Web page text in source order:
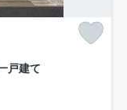
戸建て